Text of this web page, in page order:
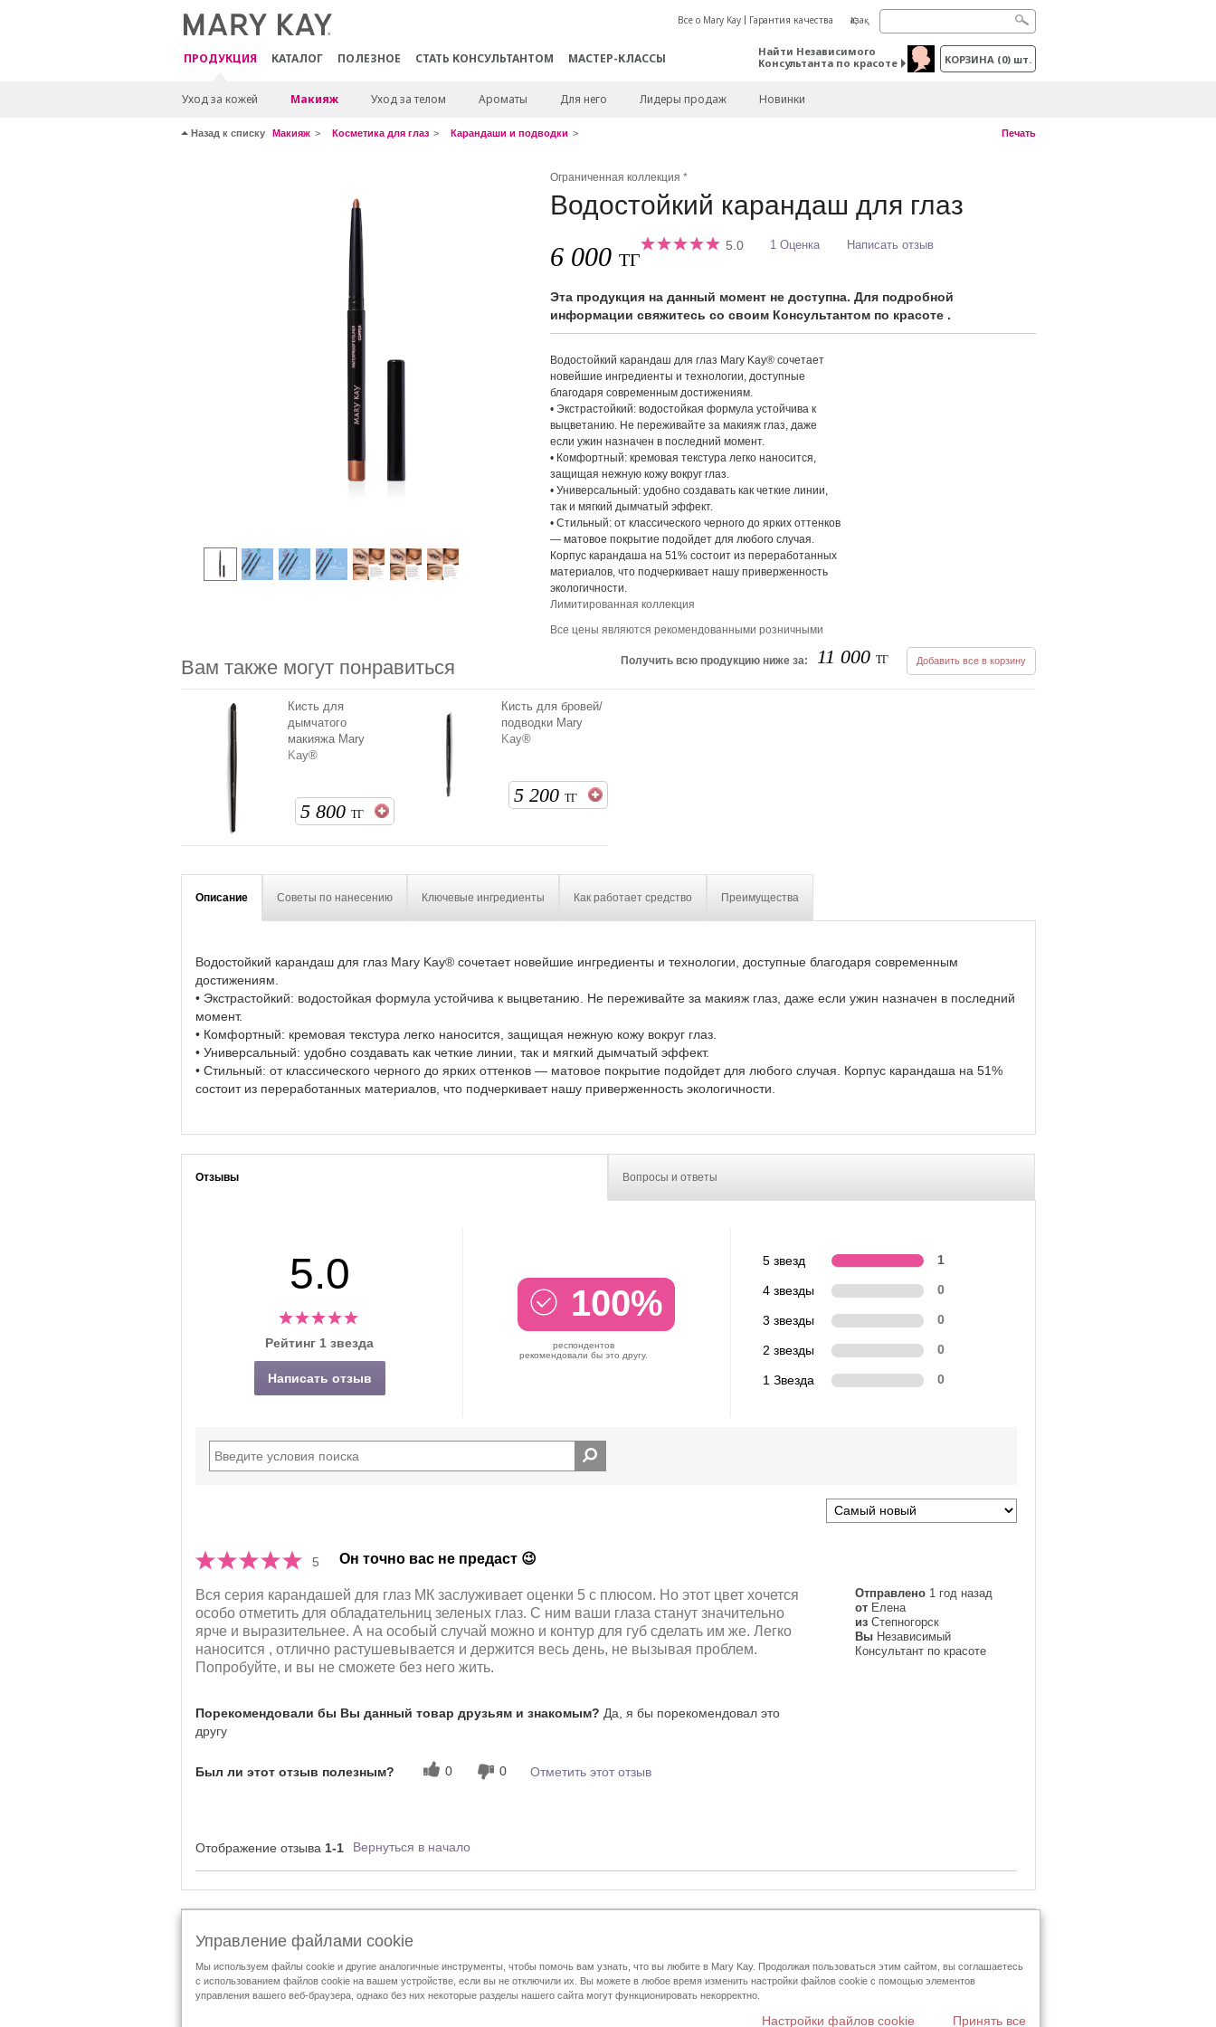
ПРОДУКЦИЯ КАТАЛОГ ПОЛЕЗНОЕ СТАТЬ КОНСУЛЬТАНТОМ МАСТЕР-КЛАССЫ
Все о Mary Kay Гарантия качества Қазақ
Найти Независимого
Консультанта по красоте
КОРЗИНА (0) шт.
Уход за кожей Макияж Уход за телом Ароматы Для него Лидеры продаж Новинки
Назад к списку Макияж Косметика для глаз Карандаши и подводки Печать
Ограниченная коллекция *
Водостойкий карандаш для глаз
6 000ТГ
5.0 1 Оценка Написать отзыв
Эта продукция на данный момент не доступна. Для подробной
информации свяжитесь со своим Консультантом по красоте .
Водостойкий карандаш для глаз Mary Kay® сочетает
новейшие ингредиенты и технологии, доступные
благодаря современным достижениям.
• Экстрастойкий: водостойкая формула устойчива к
выцветанию. Не переживайте за макияж глаз, даже
если ужин назначен в последний момент.
• Комфортный: кремовая текстура легко наносится,
защищая нежную кожу вокруг глаз.
• Универсальный: удобно создавать как четкие линии,
так и мягкий дымчатый эффект.
• Стильный: от классического черного до ярких оттенков
— матовое покрытие подойдет для любого случая.
Корпус карандаша на 51% состоит из переработанных
материалов, что подчеркивает нашу приверженность
экологичности.
Лимитированная коллекция
Все цены являются рекомендованными розничными
Вам также могут понравиться Получить всю продукцию ниже за: 11 000 ТГ Добавить все в корзину
Кисть для
дымчатого
макияжа Mary
Kay®
5 800 ТГ
Кисть для бровей/
подводки Mary
Kay®
5 200 ТГ
Описание Советы по нанесению Ключевые ингредиенты Как работает средство Преимущества
Водостойкий карандаш для глаз Mary Kay® сочетает новейшие ингредиенты и технологии, доступные благодаря современным
достижениям.
• Экстрастойкий: водостойкая формула устойчива к выцветанию. Не переживайте за макияж глаз, даже если ужин назначен в последний
момент.
• Комфортный: кремовая текстура легко наносится, защищая нежную кожу вокруг глаз.
• Универсальный: удобно создавать как четкие линии, так и мягкий дымчатый эффект.
• Стильный: от классического черного до ярких оттенков — матовое покрытие подойдет для любого случая. Корпус карандаша на 51%
состоит из переработанных материалов, что подчеркивает нашу приверженность экологичности.
Отзывы Вопросы и ответы
5.0
Рейтинг 1 звезда
Написать отзыв
100%
респондентов
рекомендовали бы это другу.
5 звезд 1
4 звезды 0
3 звезды 0
2 звезды 0
1 Звезда 0
5 Он точно вас не предаст 😉
Отправлено 1 год назад
от Елена
из Степногорск
Вы Независимый
Консультант по красоте
Вся серия карандашей для глаз МК заслуживает оценки 5 с плюсом. Но этот цвет хочется
особо отметить для обладательниц зеленых глаз. С ним ваши глаза станут значительно
ярче и выразительнее. А на особый случай можно и контур для губ сделать им же. Легко
наносится , отлично растушевывается и держится весь день, не вызывая проблем.
Попробуйте, и вы не сможете без него жить.
Порекомендовали бы Вы данный товар друзьям и знакомым? Да, я бы порекомендовал это
другу
Был ли этот отзыв полезным? 0 0 Отметить этот отзыв
Отображение отзыва 1-1 Вернуться в начало
Подпишитесь на Mary Kay в соцсетях:
Условия использования Доставка и оплата Mary Kay InTouch Политика конфиденциальности Найти Независимого Консультанта по красоте
Кодекс этики АППК
Управление файлами cookie
Мы используем файлы cookie и другие аналогичные инструменты, чтобы помочь вам узнать, что вы любите в Mary Kay. Продолжая пользоваться этим сайтом, вы соглашаетесь
с использованием файлов cookie на вашем устройстве, если вы не отключили их. Вы можете в любое время изменить настройки файлов cookie с помощью элементов
управления вашего веб-браузера, однако без них некоторые разделы нашего сайта могут функционировать некорректно.
Принять все
Настройки файлов cookie